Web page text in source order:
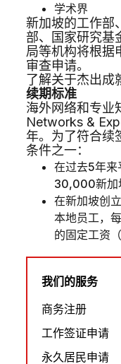
学术界
新加坡的工作部
部、国家研究基
局等机构将根据
审查申请。
了解关于杰出成
续期标准
海外网络和专业
Networks &
年。为了符合续
条件之一：
在过去5年来
30,000新加
在新加坡创
本地员工，
的固定工资
我们的服务
商务注册
工作签证申请
永久居民申请